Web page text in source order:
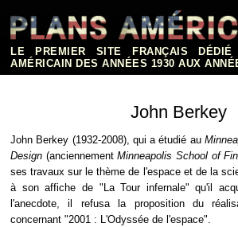
contenu
LE PREMIER SITE FRANÇAIS
AMÉRICAIN DES ANNÉES 1930 AUX
John Berkey
John Berkey (1932-2008), qui a étudié au
Design (anciennementMinneapolis School of
ses travaux sur le thème de l'espace et de la
à son affiche de "La Tour infernale" qu'il
l'anecdote, il refusa la proposition du
concernant "2001 : L'Odyssée de l'espace".